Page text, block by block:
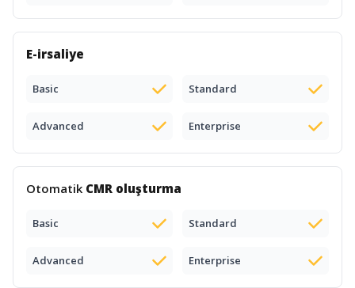
E-irsaliye
Basic Standard
Advanced Enterprise
Otomatik CMR oluşturma
Basic Standard
Advanced Enterprise